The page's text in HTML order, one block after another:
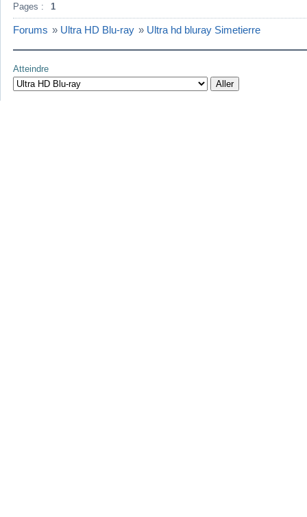
Pages : 1
Forums » Ultra HD Blu-ray » Ultra hd bluray Simetierre
Atteindre